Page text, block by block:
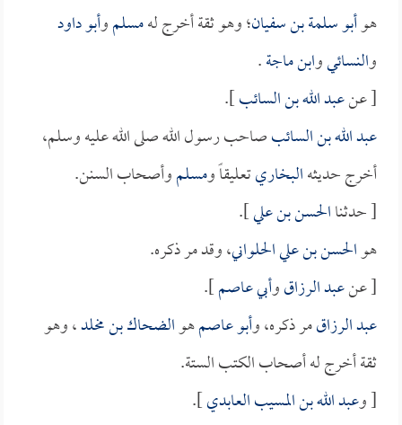
هوأبو سلمة بن سفيان؛ وهو ثقة أخرج لهمسلموأبو داود
والنسائيوابن ماجة.
[ عنعبد الله بن السائب].
عبد الله بن السائبصاحب رسول الله صلى الله عليه وسلم،
أخرج حديثهالبخاريتعليقاً ومسلموأصحاب السنن.
[ حدثناالحسن بن علي].
هوالحسن بن علي الحلواني، وقد مر ذكره.
[ عنعبد الرزاقوأبي عاصم].
عبد الرزاقمر ذكره، وأبو عاصمهوالضحاك بن مخلد، وهو
ثقة أخرج له أصحاب الكتب الستة.
[ وعبد الله بن المسيب العابدي].